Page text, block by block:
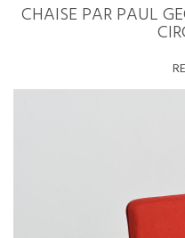
CHAISE PAR PAUL